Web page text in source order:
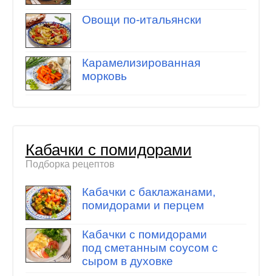
Овощи по-итальянски
Карамелизированная
морковь
Кабачки с помидорами
Подборка рецептов
Кабачки с баклажанами,
помидорами и перцем
Кабачки с помидорами
под сметанным соусом с
сыром в духовке